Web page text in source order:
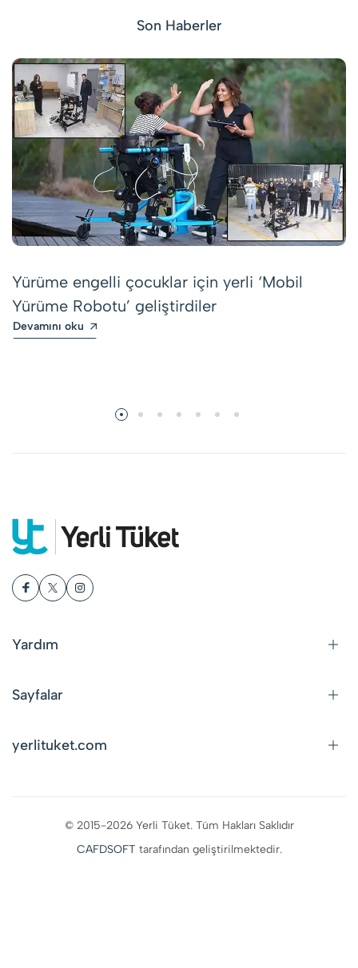
Son Haberler
Yürüme engelli çocuklar için yerli ‘Mobil
Yürüme Robotu’ geliştirdiler
Devamını oku
Yardım
Sayfalar
yerlituket.com
© 2015-2026 Yerli Tüket. Tüm Hakları Saklıdır
CAFDSOFT tarafından geliştirilmektedir.